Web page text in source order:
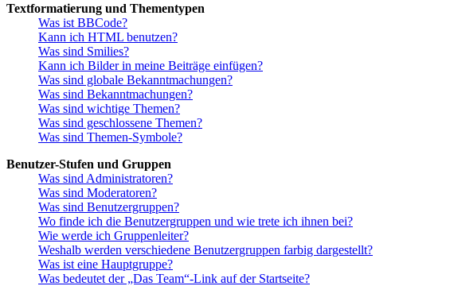
Textformatierung und Thementypen
Was ist BBCode?
Kann ich HTML benutzen?
Was sind Smilies?
Kann ich Bilder in meine Beiträge einfügen?
Was sind globale Bekanntmachungen?
Was sind Bekanntmachungen?
Was sind wichtige Themen?
Was sind geschlossene Themen?
Was sind Themen-Symbole?
Benutzer-Stufen und Gruppen
Was sind Administratoren?
Was sind Moderatoren?
Was sind Benutzergruppen?
Wo finde ich die Benutzergruppen und wie trete ich ihnen bei?
Wie werde ich Gruppenleiter?
Weshalb werden verschiedene Benutzergruppen farbig dargestellt?
Was ist eine Hauptgruppe?
Was bedeutet der „Das Team“-Link auf der Startseite?